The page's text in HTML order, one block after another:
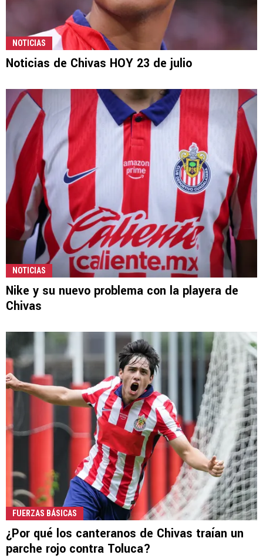
NOTICIAS
Noticias de Chivas HOY 23 de julio
NOTICIAS
Nike y su nuevo problema con la playera de
Chivas
FUERZAS BÁSICAS
¿Por qué los canteranos de Chivas traían un
parche rojo contra Toluca?